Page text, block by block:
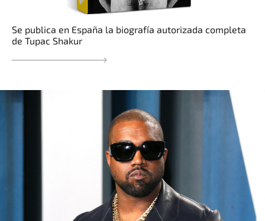
Se publica en España la biografía autorizada completa
de Tupac Shakur